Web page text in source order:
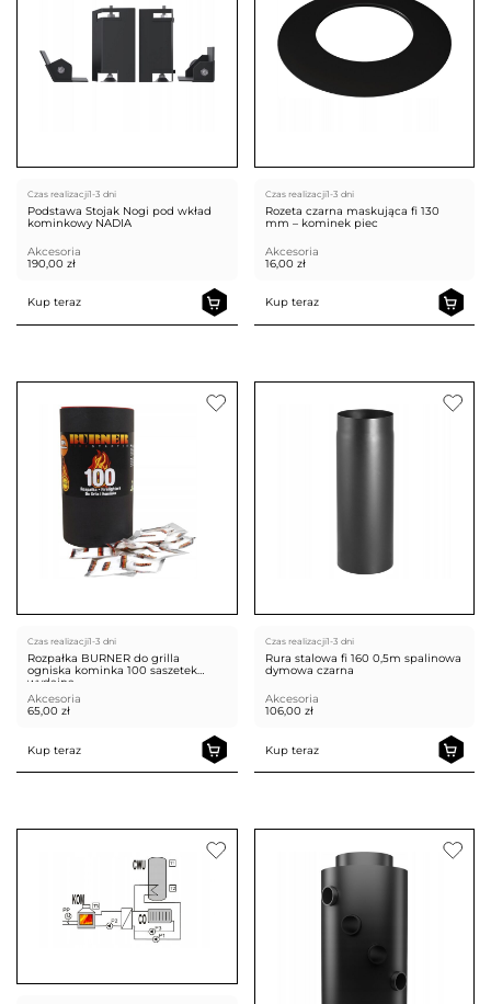
Czas realizacji1-3 dni
Podstawa Stojak Nogi pod wkład
kominkowy NADIA
Akcesoria
190,00 zł
Kup teraz
Czas realizacji1-3 dni
Rozeta czarna maskująca fi 130
mm – kominek piec
Akcesoria
16,00 zł
Kup teraz
Czas realizacji1-3 dni
Rozpałka BURNER do grilla
ogniska kominka 100 saszetek
wydajna
Akcesoria
65,00 zł
Kup teraz
Czas realizacji1-3 dni
Rura stalowa fi 160 0,5m spalinowa
dymowa czarna
Akcesoria
106,00 zł
Kup teraz